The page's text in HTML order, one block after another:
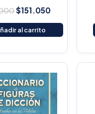
$151.050
al carrito
price
was:
$125.900.
Current
$119.605.